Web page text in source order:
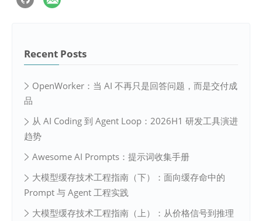
Recent Posts
OpenWorker：当 AI 不再只是回答问题，而是交付成
品
从 AI Coding 到 Agent Loop：2026H1 研发工具演进
趋势
Awesome AI Prompts：提示词收集手册
大模型缓存技术工程指南（下）：面向缓存命中的
Prompt 与 Agent 工程实践
大模型缓存技术工程指南（上）：从价格信号到推理